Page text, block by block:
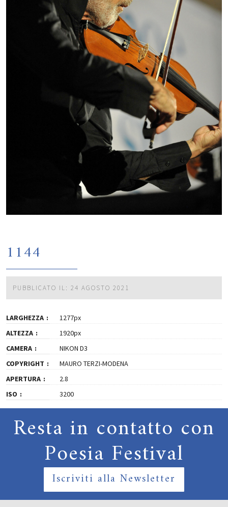
1144
PUBBLICATO IL: 24 AGOSTO 2021
LARGHEZZA
1277px
ALTEZZA
1920px
CAMERA
NIKON D3
COPYRIGHT
MAURO TERZI-MODENA
APERTURA
2.8
ISO
3200
Resta in contatto con
Poesia Festival
Iscriviti alla Newsletter